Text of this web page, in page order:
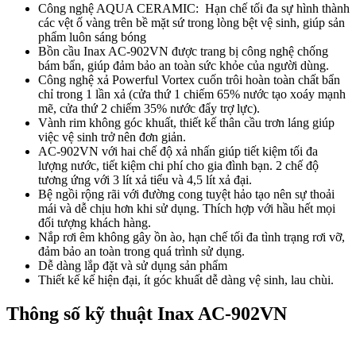
Công nghệ AQUA CERAMIC: Hạn chế tối đa sự hình thành
các vệt ố vàng trên bề mặt sứ trong lòng bệt vệ sinh, giúp sản
phẩm luôn sáng bóng
Bồn cầu Inax AC-902VN được trang bị công nghệ chống
bám bẩn, giúp đảm bảo an toàn sức khỏe của người dùng.
Công nghệ xả Powerful Vortex cuốn trôi hoàn toàn chất bẩn
chỉ trong 1 lần xả (cửa thứ 1 chiếm 65% nước tạo xoáy mạnh
mẽ, cửa thứ 2 chiếm 35% nước đẩy trợ lực).
Vành rim không góc khuất, thiết kế thân cầu trơn láng giúp
việc vệ sinh trở nên đơn giản.
AC-902VN với hai chế độ xả nhấn giúp tiết kiệm tối đa
lượng nước, tiết kiệm chi phí cho gia đình bạn. 2 chế độ
tương ứng với 3 lít xả tiểu và 4,5 lít xả đại.
Bệ ngồi rộng rãi với đường cong tuyệt hảo tạo nên sự thoải
mái và dễ chịu hơn khi sử dụng. Thích hợp với hầu hết mọi
đối tượng khách hàng.
Nắp rơi êm không gây ồn ào, hạn chế tối đa tình trạng rơi vỡ,
đảm bảo an toàn trong quá trình sử dụng.
Dễ dàng lắp đặt và sử dụng sản phẩm
Thiết kế kế hiện đại, ít góc khuất dễ dàng vệ sinh, lau chùi.
Thông số kỹ thuật Inax AC-902VN